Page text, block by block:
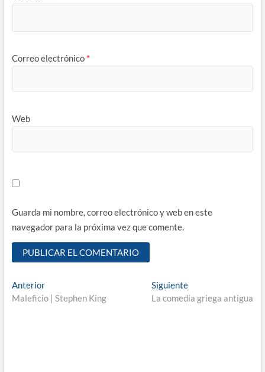
Correo electrónico *
Web
Guarda mi nombre, correo electrónico y web en este
navegador para la próxima vez que comente.
Navegación
de
AnteriorEntrada
anterior:
Maleficio | Stephen King
SiguienteEntrada
siguiente:
La comedia griega antigua